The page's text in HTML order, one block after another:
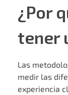
¿Por
tener
Las
medir las
experiencia